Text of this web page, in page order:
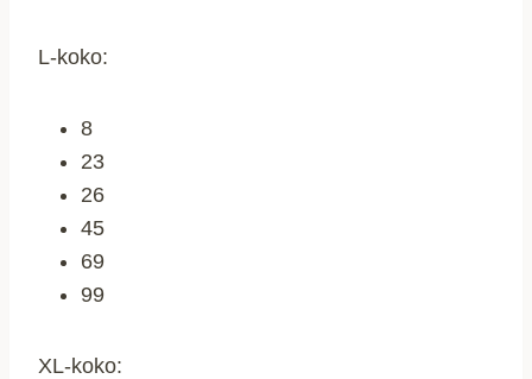
L-koko:
8
23
26
45
69
99
XL-koko: